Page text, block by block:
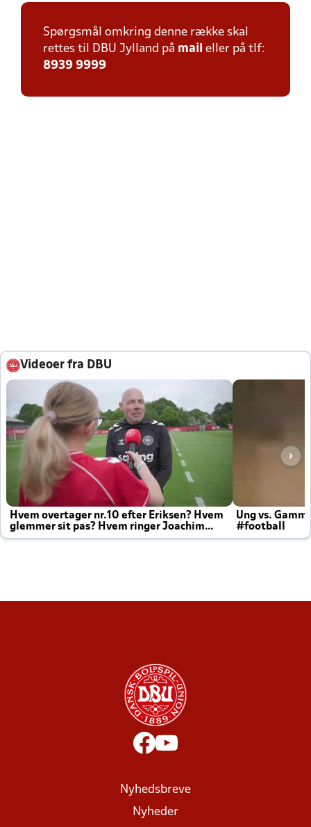
Spørgsmål omkring denne række skal
rettes til DBU Jylland på mail eller på tlf:
8939 9999
Videoer fra DBU
Hvem overtager nr.10 efter Eriksen? Hvem
glemmer sit pas? Hvem ringer Joachim
altid til efter kampe?
Ung vs.
#football
Nyhedsbreve
Nyheder